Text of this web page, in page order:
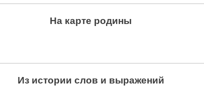
На карте родины
Из истории слов и выражений